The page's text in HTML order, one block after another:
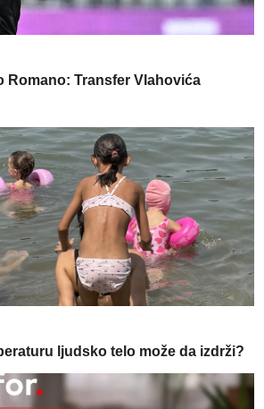
Romano: Transfer Vlahovića
ljudsko telo može da izdrži?